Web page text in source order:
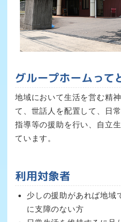
グループホームって
地域において生活を営む精
て、世話人を配置して、日
指導等の援助を行い、自立
ています。
利用対象者
少しの援助があれば地域
に支障のない方